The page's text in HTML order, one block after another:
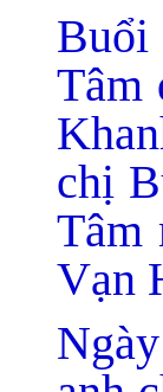
Tâm
chị
Tâm
Vạn